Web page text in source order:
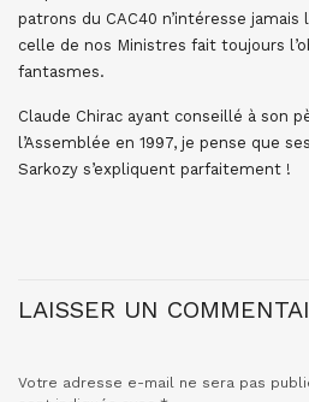
patrons du CAC40 n’intéresse
celle de nos Ministres fait toujours
fantasmes.
Claude Chirac ayant conseillé à son
l’Assemblée en 1997, je pense que
Sarkozy s’expliquent parfaitement !
LAISSER UN
Votre adresse e-mail ne sera pas